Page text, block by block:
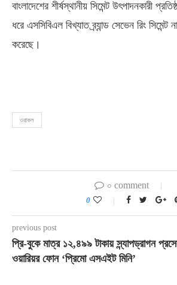
বাংলাদেশের শীর্ষস্থানীয় সিমেন্ট উৎপাদনকারী
ধরে এসসিবিএল বিখ্যাত ব্র্যান্ড সেভেন রিং সিমেন্ট
করেছে।
ওরাকল
০ comment
0
previous post
প্রি-বুকে মাত্র ১২,৪৯৯ টাকায় স্ন্যাপড্রাগন
ওয়ারিয়র ফোন ‘প্রিমো এসএইট মিনি’